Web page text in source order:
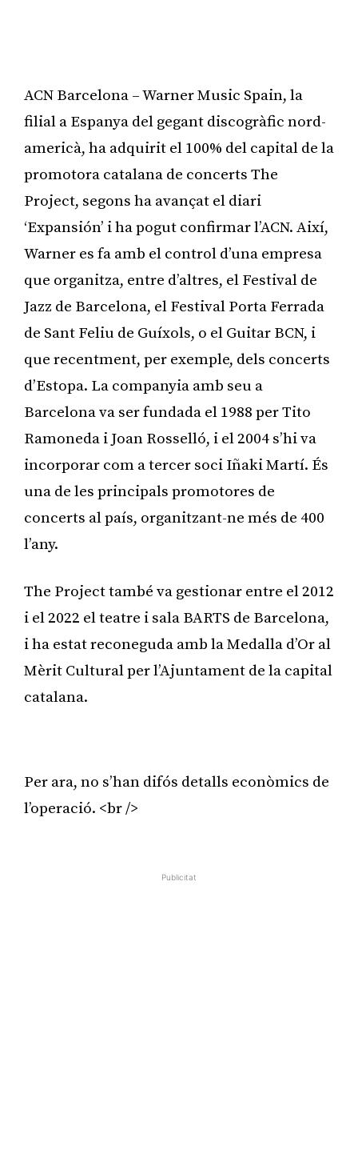
ACN Barcelona – Warner Music Spain, la
filial a Espanya del gegant discogràfic nord-
americà, ha adquirit el 100% del capital de la
promotora catalana de concerts The
Project, segons ha avançat el diari
‘Expansión’ i ha pogut confirmar l’ACN. Així,
Warner es fa amb el control d’una empresa
que organitza, entre d’altres, el Festival de
Jazz de Barcelona, el Festival Porta Ferrada
de Sant Feliu de Guíxols, o el Guitar BCN, i
que recentment, per exemple, dels concerts
d’Estopa. La companyia amb seu a
Barcelona va ser fundada el 1988 per Tito
Ramoneda i Joan Rosselló, i el 2004 s’hi va
incorporar com a tercer soci Iñaki Martí. És
una de les principals promotores de
concerts al país, organitzant-ne més de 400
l’any.
The Project també va gestionar entre el 2012
i el 2022 el teatre i sala BARTS de Barcelona,
i ha estat reconeguda amb la Medalla d’Or al
Mèrit Cultural per l’Ajuntament de la capital
catalana.
Per ara, no s’han difós detalls econòmics de
l’operació. <br />
Publicitat